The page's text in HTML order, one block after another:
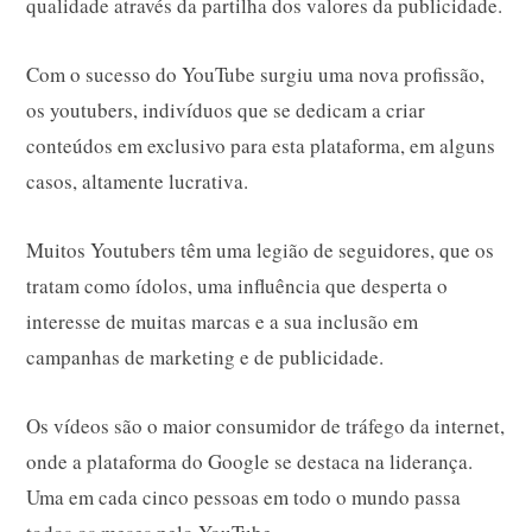
qualidade através da partilha dos valores da publicidade.
Com o sucesso do YouTube surgiu uma nova profissão,
os youtubers, indivíduos que se dedicam a criar
conteúdos em exclusivo para esta plataforma, em alguns
casos, altamente lucrativa.
Muitos Youtubers têm uma legião de seguidores, que os
tratam como ídolos, uma influência que desperta o
interesse de muitas marcas e a sua inclusão em
campanhas de marketing e de publicidade.
Os vídeos são o maior consumidor de tráfego da internet,
onde a plataforma do Google se destaca na liderança.
Uma em cada cinco pessoas em todo o mundo passa